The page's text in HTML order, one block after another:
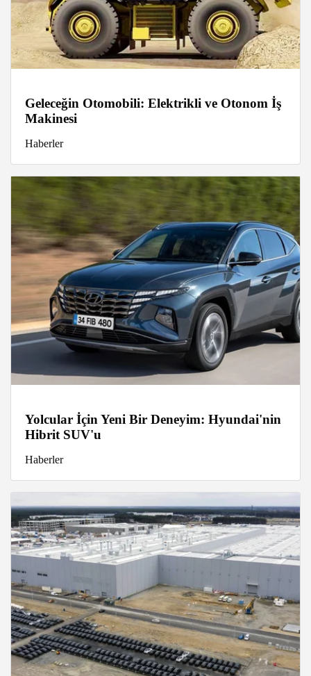
Geleceğin Otomobili: Elektrikli ve Otonom İş
Makinesi
Haberler
Yolcular İçin Yeni Bir Deneyim: Hyundai'nin
Hibrit SUV'u
Haberler